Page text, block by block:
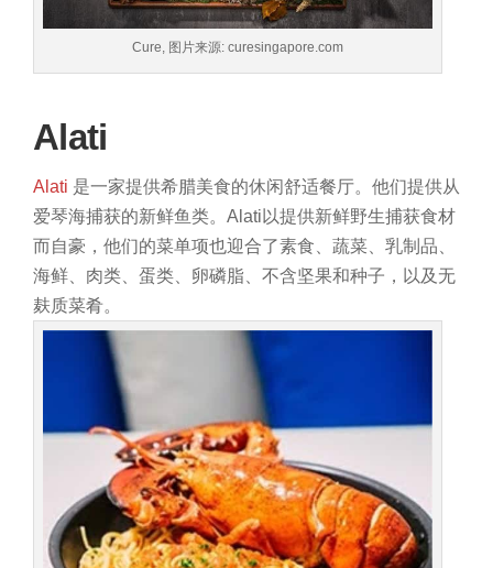
Cure, 图片来源: curesingapore.com
Alati
Alati 是一家提供希腊美食的休闲舒适餐厅。他们提供从
爱琴海捕获的新鲜鱼类。Alati以提供新鲜野生捕获食材
而自豪，他们的菜单项也迎合了素食、蔬菜、乳制品、
海鲜、肉类、蛋类、卵磷脂、不含坚果和种子，以及无
麸质菜肴。